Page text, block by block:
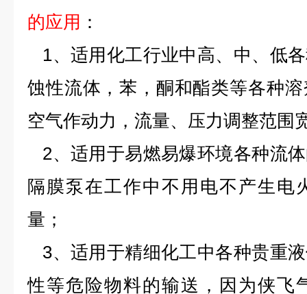
的应用 ：
1、适用化工行业中高、中、低
蚀性流体，苯，酮和酯类等各种
空气作动力，流量、压力调整范围
2、适用于易燃易爆环境各种流
隔膜泵在工作中不用电不产生电
量；
3、适用于精细化工中各种贵重
性等危险物料的输送，因为侠飞